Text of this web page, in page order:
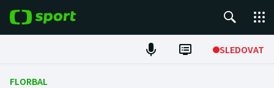
SLEDOVAT
Fotbal
FLORBAL